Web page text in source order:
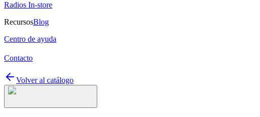
Radios In-store
RecursosBlog
Centro de ayuda
Contacto
Volver al catálogo